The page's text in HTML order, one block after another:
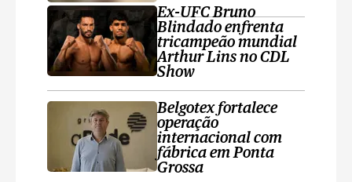
Ex-UFC Bruno
Blindado enfrenta
tricampeão mundial
Arthur Lins no CDL
Show
Belgotex fortalece
operação
internacional com
fábrica em Ponta
Grossa